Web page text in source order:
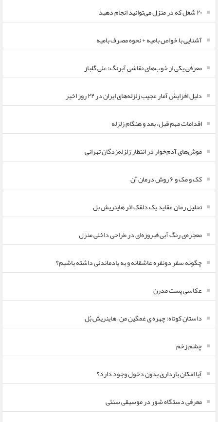
۲۰ شغل که در منزل می‌توانید انجام دهید
آشنایی با خواص بامیه + نحوه مصرف بامیه
معرفی یکی از خوب‌های نقاشی آبرنگ؛ علی گلباز
دلیل افزایش آمار عجیب زلزله‌های ایران در ۲۲ روز اخیر
اقدامات مهم قبل، بعد و هنگام زلزله
موش‌های آدم‌خوار در انتظار زلزله‌زدگان تهرانی
کک و مک و ۶ روش درمان آن
تحلیل رمان عقاید یک دلقک اثر هاینریش بل
معجزه‌ی رنگ آبی فیروزه‌ای در طراحی داخلی منزل
چگونه سفر دونفره عاشقانه و به یادماندنی داشته باشیم؟
عکاسی پست مدرن
داستان کوتاه: چهره ی غمگین من – هاینریش بُل
چشم زخم
آیا امکان بارداری بدون دخول وجود دارد؟
معرفی دستگاه شور در موسیقی سنتی